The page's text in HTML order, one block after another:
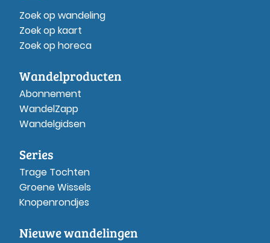
Zoek op wandeling
Zoek op kaart
Zoek op horeca
Wandelproducten
Abonnement
WandelZapp
Wandelgidsen
Series
Trage Tochten
Groene Wissels
Knopenrondjes
Nieuwe wandelingen